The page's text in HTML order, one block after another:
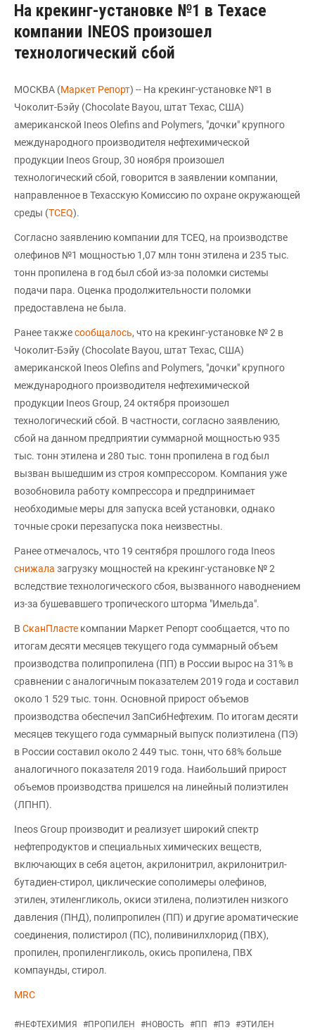
На крекинг-установке №1 в Техасе
компании INEOS произошел
технологический сбой
МОСКВА (Маркет Репорт) -- На крекинг-установке №1 в
Чоколит-Бэйу (Chocolate Bayou, штат Техас, США)
американской Ineos Olefins and Polymers, "дочки" крупного
международного производителя нефтехимической
продукции Ineos Group, 30 ноября произошел
технологический сбой, говорится в заявлении компании,
направленное в Техасскую Комиссию по охране окружающей
среды (TCEQ).
Согласно заявлению компании для TCEQ, на производстве
олефинов №1 мощностью 1,07 млн тонн этилена и 235 тыс.
тонн пропилена в год был сбой из-за поломки системы
подачи пара. Оценка продолжительности поломки
предоставлена не была.
Ранее такжесообщалось, что на крекинг-установке № 2 в
Чоколит-Бэйу (Chocolate Bayou, штат Техас, США)
американской Ineos Olefins and Polymers, "дочки" крупного
международного производителя нефтехимической
продукции Ineos Group, 24 октября произошел
технологический сбой. В частности, согласно заявлению,
сбой на данном предприятии суммарной мощностью 935
тыс. тонн этилена и 280 тыс. тонн пропилена в год был
вызван вышедшим из строя компрессором. Компания уже
возобновила работу компрессора и предпринимает
необходимые меры для запуска всей установки, однако
точные сроки перезапуска пока неизвестны.
Ранее отмечалось, что 19 сентября прошлого года Ineos
снижала загрузку мощностей на крекинг-установке № 2
вследствие технологического сбоя, вызванного наводнением
из-за бушевавшего тропического шторма "Имельда".
В СканПласте компании Маркет Репорт сообщается, что по
итогам десяти месяцев текущего года суммарный объем
производства полипропилена (ПП) в России вырос на 31% в
сравнении с аналогичным показателем 2019 года и составил
около 1 529 тыс. тонн. Основной прирост объемов
производства обеспечил ЗапСибНефтехим. По итогам десяти
месяцев текущего года суммарный выпуск полиэтилена (ПЭ)
в России составил около 2 449 тыс. тонн, что 68% больше
аналогичного показателя 2019 года. Наибольший прирост
объемов производства пришелся на линейный полиэтилен
(ЛПНП).
Ineos Group производит и реализует широкий спектр
нефтепродуктов и специальных химических веществ,
включающих в себя ацетон, акрилонитрил, акрилонитрил-
бутадиен-стирол, циклические сополимеры олефинов,
этилен, этиленгликоль, окиси этилена, полиэтилен низкого
давления (ПНД), полипропилен (ПП) и другие ароматические
соединения, полистирол (ПС), поливинилхлорид (ПВХ),
пропилен, пропиленгликоль, окись пропилена, ПВХ
компаунды, стирол.
MRC
#НЕФТЕХИМИЯ #ПРОПИЛЕН #НОВОСТЬ #ПП #ПЭ #ЭТИЛЕН